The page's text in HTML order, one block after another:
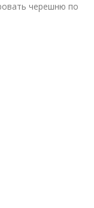
черешню по